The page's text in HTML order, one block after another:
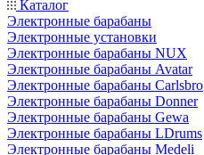
Каталог
Электронные барабаны
Электронные установки
Электронные барабаны NUX
Электронные барабаны Avatar
Электронные барабаны Carlsbro
Электронные барабаны Donner
Электронные барабаны Gewa
Электронные барабаны LDrums
Электронные барабаны Medeli